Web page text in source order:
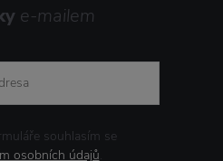
e-mailem
souhlasím se
osobních údajů.